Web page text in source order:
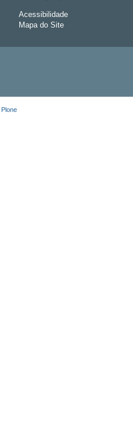
Acessibilidade
Mapa do Site
Plone